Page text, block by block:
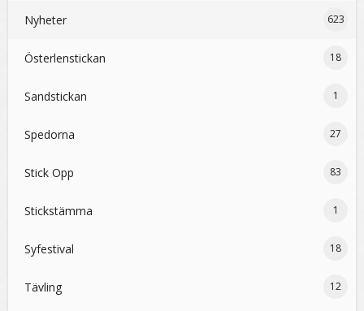
Nyheter 623
Österlenstickan 18
Sandstickan 1
Spedorna 27
Stick Opp 83
Stickstämma 1
Syfestival 18
Tävling 12